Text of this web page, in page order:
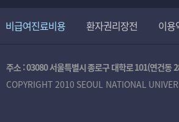
비급여진료비용 환자권리장전 이용
주소 : 03080 서울특별시 종로구 대학로 101(연건동
COPYRIGHT 2010 SEOUL NATIONAL